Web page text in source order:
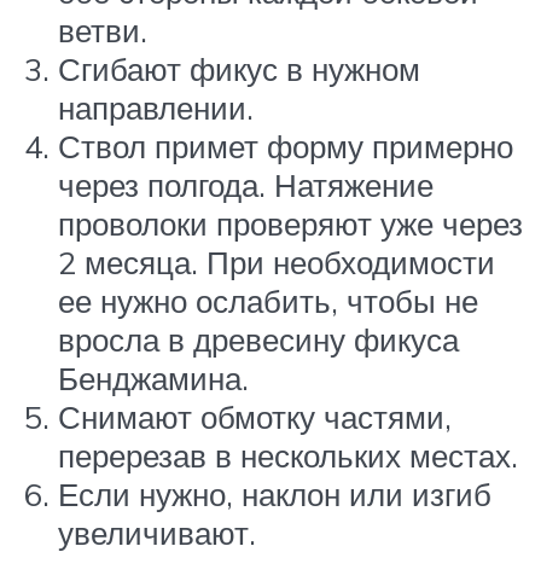
ветви.
Сгибают фикус в нужном
направлении.
Ствол примет форму примерно
через полгода. Натяжение
проволоки проверяют уже через
2 месяца. При необходимости
ее нужно ослабить, чтобы не
вросла в древесину фикуса
Бенджамина.
Снимают обмотку частями,
перерезав в нескольких местах.
Если нужно, наклон или изгиб
увеличивают.